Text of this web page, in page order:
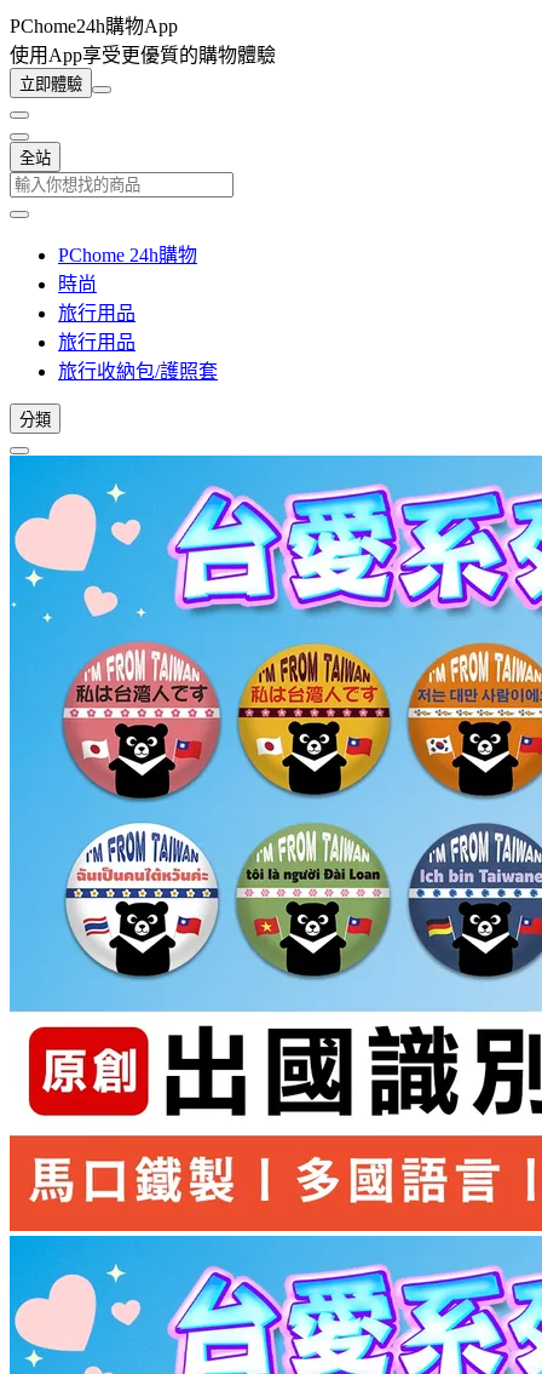
PChome24h購物App
使用App享受更優質的購物體驗
立即體驗
全站
PChome 24h購物
時尚
旅行用品
旅行用品
旅行收納包/護照套
分類